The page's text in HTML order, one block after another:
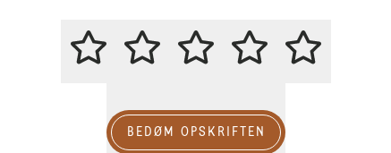
BEDØM DENNE OPSKRIFT
BEDØM OPSKRIFTEN